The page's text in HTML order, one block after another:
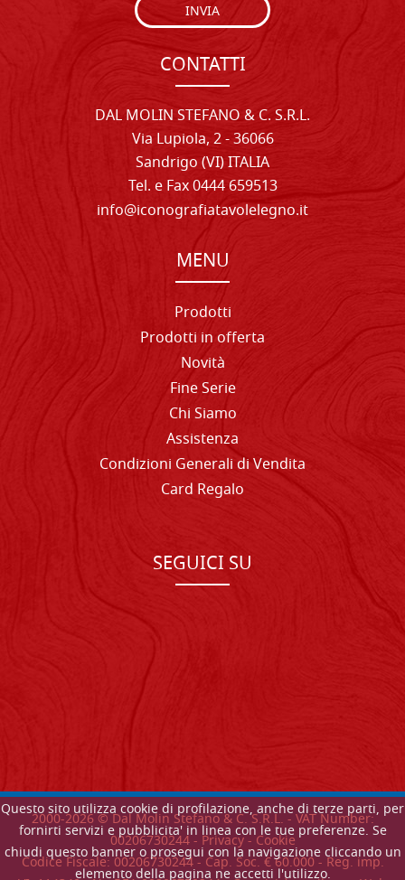
Questo sito utilizza cookie di profilazione, anche di terze parti, per
fornirti servizi e pubblicita' in linea con le tue preferenze. Se
chiudi questo banner o prosegui con la navigazione cliccando un
elemento della pagina ne accetti l'utilizzo.
INVIA
CONTATTI
DAL MOLIN STEFANO & C. S.R.L.
Via Lupiola, 2 - 36066
Sandrigo (VI) ITALIA
Tel. e Fax 0444 659513
info@iconografiatavolelegno.it
MENU
Prodotti
Prodotti in offerta
Novità
Fine Serie
Chi Siamo
Assistenza
Condizioni Generali di Vendita
Card Regalo
SEGUICI SU
2000-2026© Dal Molin Stefano & C. S.R.L. - VAT Number:
00206730244 - Privacy-Cookie
Codice Fiscale: 00206730244 - Cap. Soc. € 60.000 - Reg. imp.